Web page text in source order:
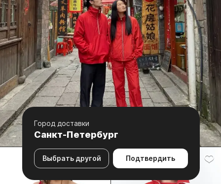
Город доставки
Санкт-Петербург
Выбрать другой Подтвердить